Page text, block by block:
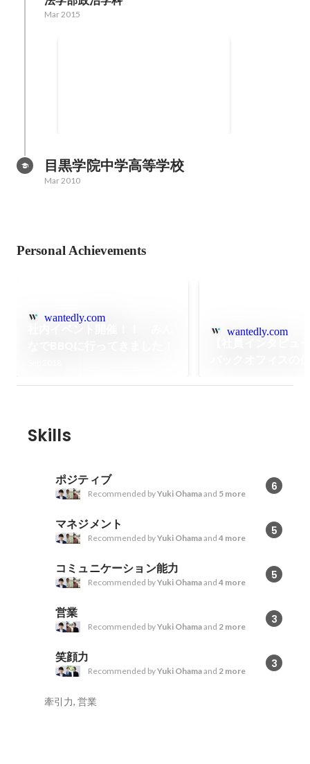
Mar 2015
目黒学院中学高等学校
Mar 2010
Personal Achievements
wantedly.com
wantedly.com
Skills
ポジティブ 6
Recommended byYuki Ohamaand 5 more
マネジメント 5
Recommended byYuki Ohamaand 4 more
コミュニケーション能力 5
Recommended byYuki Ohamaand 4 more
営業 3
Recommended byYuki Ohamaand 2 more
笑顔力 3
Recommended byYuki Ohamaand 2 more
牽引力, 営業